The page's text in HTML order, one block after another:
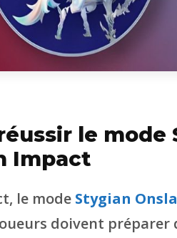
le mode
Impact
le mode Stygian
doivent préparer